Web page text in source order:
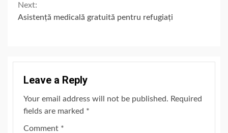
Next:
Asistență medicală gratuită pentru refugiați
Leave a Reply
Your email address will not be published. Required
fields are marked *
Comment *